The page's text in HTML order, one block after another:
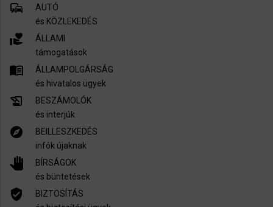
commute
AUTÓ
és KÖZLEKEDÉS
volunteer_activism
ÁLLAMI
támogatások
menu_book
ÁLLAMPOLGÁRSÁG
és hivatalos ügyek
history_edu
BESZÁMOLÓK
és interjúk
explore
BEILLESZKEDÉS
infók újaknak
pan_tool
BÍRSÁGOK
és büntetések
verified_user
BIZTOSÍTÁS